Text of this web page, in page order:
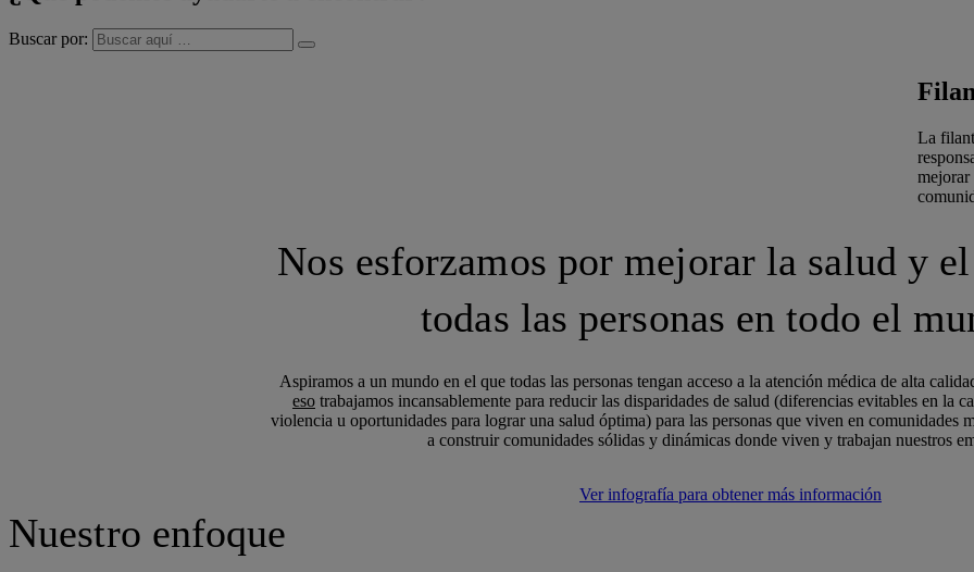
Buscar por:
La
mejorar
Nos esforzamos por mejorar la salud y
todas las personas en todo el
Aspiramos a un mundo en el que todas las personas tengan acceso a la atención médica de alta
eso trabajamos incansablemente para reducir las disparidades de salud (diferencias evitables en la
violencia u oportunidades para lograr una salud óptima) para las personas que viven en comunidades
a construir comunidades sólidas y dinámicas donde viven y trabajan nuestros
Ver infografía para obtener más información
Nuestro enfoque